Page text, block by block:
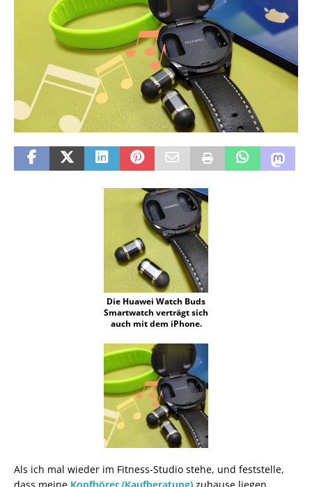
Die Huawei Watch Buds
Smartwatch verträgt sich
auch mit dem iPhone.
Als ich mal wieder im Fitness-Studio stehe, und feststelle,